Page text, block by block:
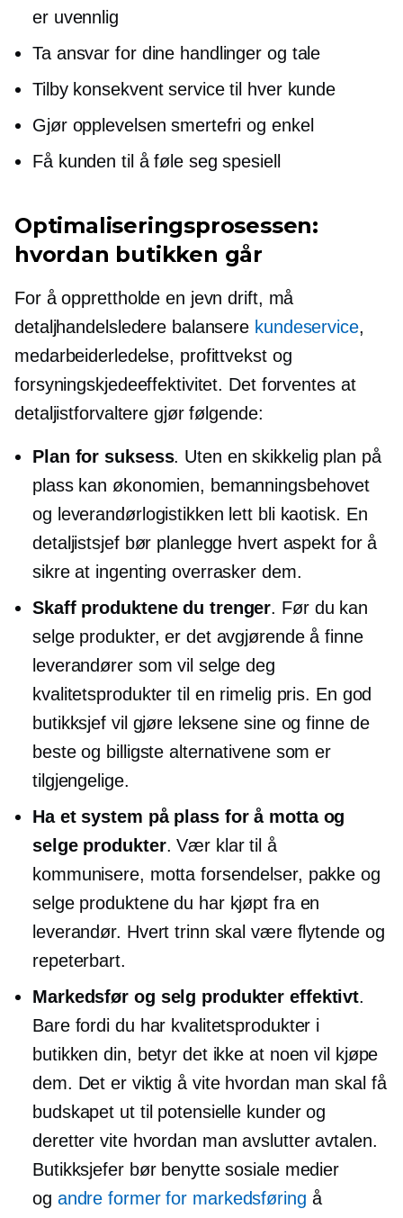
er uvennlig
Ta ansvar for dine handlinger og tale
Tilby konsekvent service til hver kunde
Gjør opplevelsen smertefri og enkel
Få kunden til å føle seg spesiell
Optimaliseringsprosessen:
hvordan butikken går
For å opprettholde en jevn drift, må
detaljhandelsledere balansere kundeservice,
medarbeiderledelse, profittvekst og
forsyningskjedeeffektivitet. Det forventes at
detaljistforvaltere gjør følgende:
Plan for suksess. Uten en skikkelig plan på
plass kan økonomien, bemanningsbehovet
og leverandørlogistikken lett bli kaotisk. En
detaljistsjef bør planlegge hvert aspekt for å
sikre at ingenting overrasker dem.
Skaff produktene du trenger. Før du kan
selge produkter, er det avgjørende å finne
leverandører som vil selge deg
kvalitetsprodukter til en rimelig pris. En god
butikksjef vil gjøre leksene sine og finne de
beste og billigste alternativene som er
tilgjengelige.
Ha et system på plass for å motta og
selge produkter. Vær klar til å
kommunisere, motta forsendelser, pakke og
selge produktene du har kjøpt fra en
leverandør. Hvert trinn skal være flytende og
repeterbart.
Markedsfør og selg produkter effektivt.
Bare fordi du har kvalitetsprodukter i
butikken din, betyr det ikke at noen vil kjøpe
dem. Det er viktig å vite hvordan man skal få
budskapet ut til potensielle kunder og
deretter vite hvordan man avslutter avtalen.
Butikksjefer bør benytte sosiale medier
og andre former for markedsføring å